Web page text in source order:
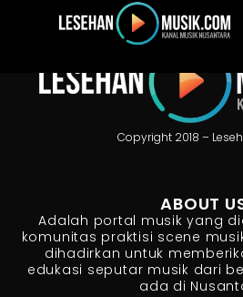
Copyright 2018 –
ABOUT
Adalah portal musik yang
komunitas praktisi scene
dihadirkan untuk
edukasi seputar musik dari
ada di